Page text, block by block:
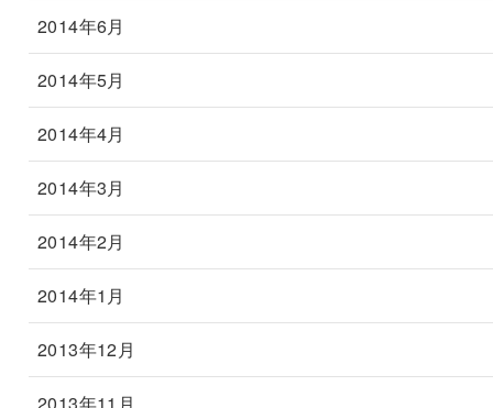
2014年6月
2014年5月
2014年4月
2014年3月
2014年2月
2014年1月
2013年12月